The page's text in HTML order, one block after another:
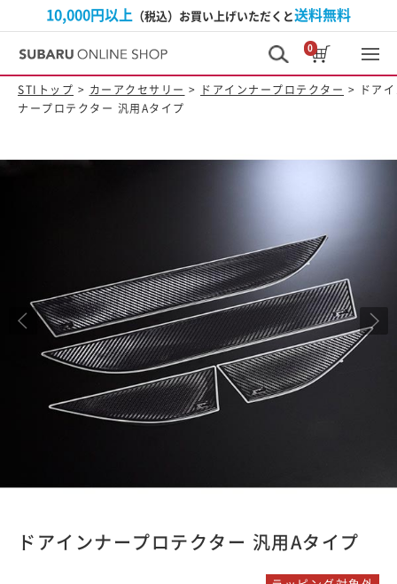
10,000円以上 （税込）お買い上げいただくと送料無料
0
STIトップ > カーアクセサリー > ドアインナープロテクター > ドアイ
ナープロテクター 汎用Aタイプ
ドアインナープロテクター 汎用Aタイプ